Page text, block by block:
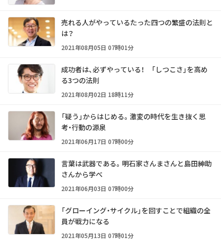
売れる人がやっているたった四つの繁盛の法則と
は？
2021年08月05日 07時01分
成功者は、必ずやっている！ 「しつこさ」を高め
る3つの法則
2021年08月02日 18時11分
「疑う」からはじめる。激変の時代を生き抜く思
考・行動の源泉
2021年06月17日 07時00分
言葉は武器である。明石家さんまさんと島田紳助
さんから学べ
2021年06月03日 07時00分
「グローイング・サイクル」を回すことで組織の全
員が戦力になる
2021年05月13日 07時01分